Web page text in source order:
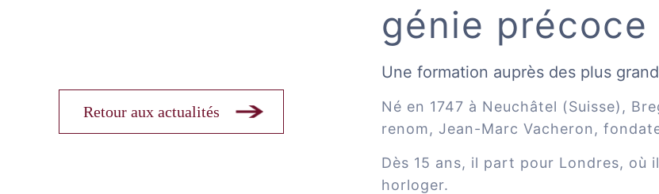
Retour aux actualités
génie précoce
Une formation auprès des plus
Né en 1747 à Neuchâtel (Suisse),
renom, Jean-Marc Vacheron,
Dès 15 ans, il part pour Londres, où
horloger.